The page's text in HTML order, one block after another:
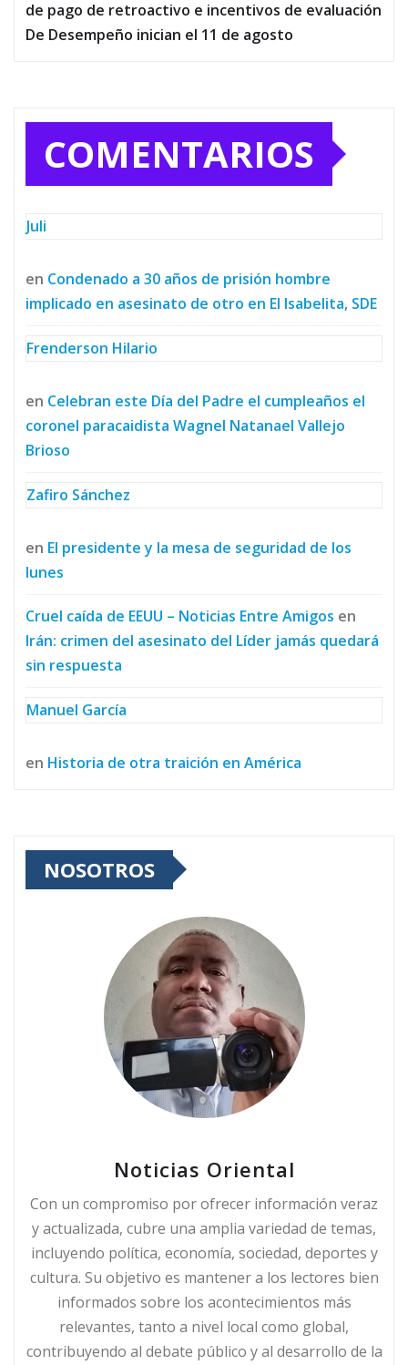
de pago de retroactivo e incentivos de evaluación
De Desempeño inician el 11 de agosto
COMENTARIOS
Juli
en Condenado a 30 años de prisión hombre
implicado en asesinato de otro en El Isabelita, SDE
Frenderson Hilario
en Celebran este Día del Padre el cumpleaños el
coronel paracaidista Wagnel Natanael Vallejo
Brioso
Zafiro Sánchez
en El presidente y la mesa de seguridad de los
lunes
Cruel caída de EEUU – Noticias Entre Amigos en
Irán: crimen del asesinato del Líder jamás quedará
sin respuesta
Manuel García
en Historia de otra traición en América
NOSOTROS
Noticias Oriental
Con un compromiso por ofrecer información veraz
y actualizada, cubre una amplia variedad de temas,
incluyendo política, economía, sociedad, deportes y
cultura. Su objetivo es mantener a los lectores bien
informados sobre los acontecimientos más
relevantes, tanto a nivel local como global,
contribuyendo al debate público y al desarrollo de la